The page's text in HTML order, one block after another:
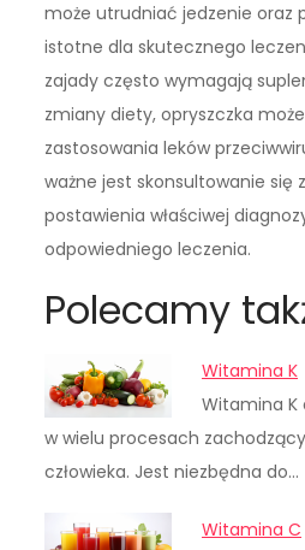
może utrudniać jedzenie oraz
istotne dla skutecznego
zajady często wymagają
zmiany diety, opryszczka
zastosowania leków
ważne jest skonsultowanie się
postawienia właściwej
odpowiedniego leczenia.
Polecamy
Witamina K
Witamina K
w wielu procesach
człowieka. Jest niezbędna do…
Witamina C